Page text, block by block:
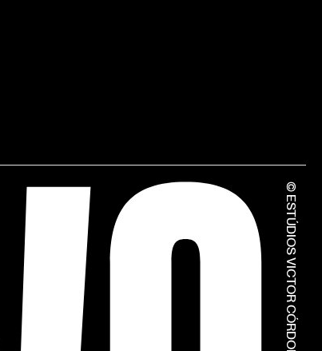
© ESTÚDIOS VICTOR CÓRDON